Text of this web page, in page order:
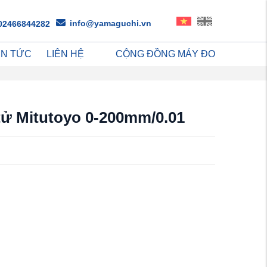
info@yamaguchi.vn
TỨC LIÊN HỆ CỘNG ĐỒNG MÁY ĐO
Mitutoyo 0-200mm/0.01